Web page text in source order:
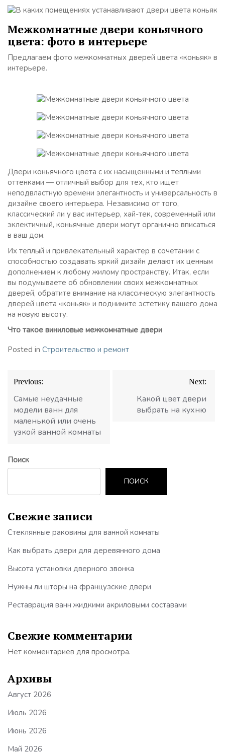
Межкомнатные двери коньячного
цвета: фото в интерьере
Предлагаем фото межкомнатных дверей цвета «коньяк» в
интерьере.
Двери коньячного цвета с их насыщенными и теплыми
оттенками — отличный выбор для тех, кто ищет
неподвластную времени элегантность и универсальность в
дизайне своего интерьера. Независимо от того,
классический ли у вас интерьер, хай-тек, современный или
эклектичный, коньячные двери могут органично вписаться
в ваш дом.
Их теплый и привлекательный характер в сочетании с
способностью создавать яркий дизайн делают их ценным
дополнением к любому жилому пространству. Итак, если
вы подумываете об обновлении своих межкомнатных
дверей, обратите внимание на классическую элегантность
дверей цвета «коньяк» и поднимите эстетику вашего дома
на новую высоту.
Что такое виниловые межкомнатные двери
Posted in Строительство и ремонт
Навигация
по
записям
Previous:
Самые неудачные
модели ванн для
маленькой или очень
узкой ванной комнаты
Next:
Какой цвет двери
выбрать на кухню
Поиск
ПОИСК
Свежие записи
Стеклянные раковины для ванной комнаты
Как выбрать двери для деревянного дома
Высота установки дверного звонка
Нужны ли шторы на французские двери
Реставрация ванн жидкими акриловыми составами
Свежие комментарии
Нет комментариев для просмотра.
Архивы
Август 2026
Июль 2026
Июнь 2026
Май 2026